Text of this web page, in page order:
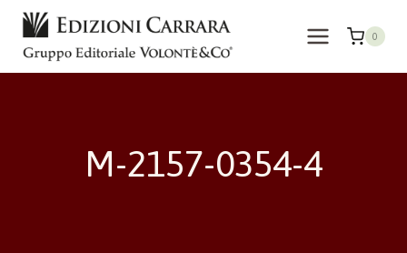
Salta
contenuto
0
M-2157-0354-4